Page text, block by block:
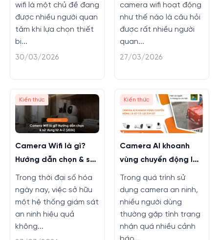
wifi là một chủ đề đang
được nhiều người quan
tâm khi lựa chọn thiết
bị...
30/03/2026
camera wifi hoạt động
như thế nào là câu hỏi
được rất nhiều người
quan...
27/03/2026
Kiến thức
Camera Wifi là gì?
Hướng dẫn chọn & sử
dụng từ A–Z (2026)
Trong thời đại số hóa
ngày nay, việc sở hữu
một hệ thống giám sát
an ninh hiệu quả
không...
Kiến thức
Camera AI khoanh
vùng chuyển động là
gì? Có lợi ích gì?
Trong quá trình sử
dụng camera an ninh,
nhiều người dùng
thường gặp tình trạng
nhận quá nhiều cảnh